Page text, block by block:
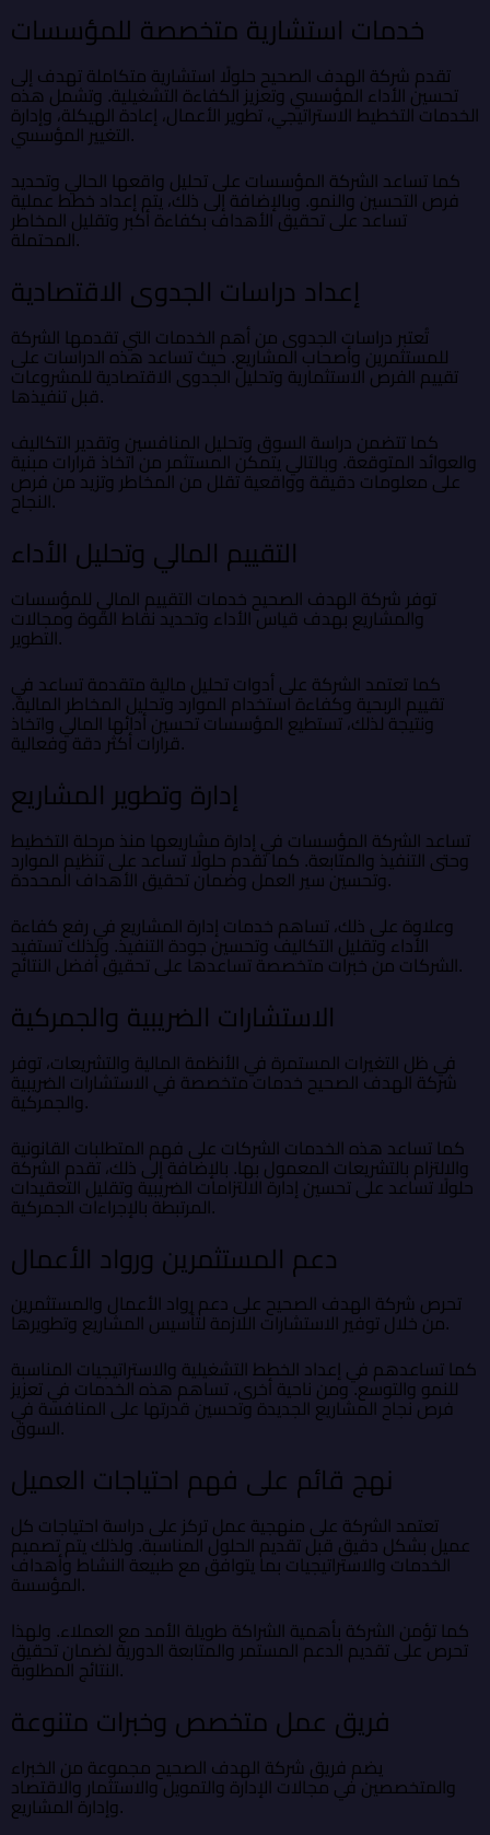
خدمات استشارية متخصصة للمؤسسات
تقدم شركة الهدف الصحيح حلولًا استشارية متكاملة تهدف إلى
تحسين الأداء المؤسسي وتعزيز الكفاءة التشغيلية. وتشمل هذه
الخدمات التخطيط الاستراتيجي، تطوير الأعمال، إعادة الهيكلة، وإدارة
التغيير المؤسسي.
كما تساعد الشركة المؤسسات على تحليل واقعها الحالي وتحديد
فرص التحسين والنمو. وبالإضافة إلى ذلك، يتم إعداد خطط عملية
تساعد على تحقيق الأهداف بكفاءة أكبر وتقليل المخاطر
المحتملة.
إعداد دراسات الجدوى الاقتصادية
تُعتبر دراسات الجدوى من أهم الخدمات التي تقدمها الشركة
للمستثمرين وأصحاب المشاريع. حيث تساعد هذه الدراسات على
تقييم الفرص الاستثمارية وتحليل الجدوى الاقتصادية للمشروعات
قبل تنفيذها.
كما تتضمن دراسة السوق وتحليل المنافسين وتقدير التكاليف
والعوائد المتوقعة. وبالتالي يتمكن المستثمر من اتخاذ قرارات مبنية
على معلومات دقيقة وواقعية تقلل من المخاطر وتزيد من فرص
النجاح.
التقييم المالي وتحليل الأداء
توفر شركة الهدف الصحيح خدمات التقييم المالي للمؤسسات
والمشاريع بهدف قياس الأداء وتحديد نقاط القوة ومجالات
التطوير.
كما تعتمد الشركة على أدوات تحليل مالية متقدمة تساعد في
تقييم الربحية وكفاءة استخدام الموارد وتحليل المخاطر المالية.
ونتيجة لذلك، تستطيع المؤسسات تحسين أدائها المالي واتخاذ
قرارات أكثر دقة وفعالية.
إدارة وتطوير المشاريع
تساعد الشركة المؤسسات في إدارة مشاريعها منذ مرحلة التخطيط
وحتى التنفيذ والمتابعة. كما تقدم حلولًا تساعد على تنظيم الموارد
وتحسين سير العمل وضمان تحقيق الأهداف المحددة.
وعلاوة على ذلك، تساهم خدمات إدارة المشاريع في رفع كفاءة
الأداء وتقليل التكاليف وتحسين جودة التنفيذ. ولذلك تستفيد
الشركات من خبرات متخصصة تساعدها على تحقيق أفضل النتائج.
الاستشارات الضريبية والجمركية
في ظل التغيرات المستمرة في الأنظمة المالية والتشريعات، توفر
شركة الهدف الصحيح خدمات متخصصة في الاستشارات الضريبية
والجمركية.
كما تساعد هذه الخدمات الشركات على فهم المتطلبات القانونية
والالتزام بالتشريعات المعمول بها. بالإضافة إلى ذلك، تقدم الشركة
حلولًا تساعد على تحسين إدارة الالتزامات الضريبية وتقليل التعقيدات
المرتبطة بالإجراءات الجمركية.
دعم المستثمرين ورواد الأعمال
تحرص شركة الهدف الصحيح على دعم رواد الأعمال والمستثمرين
من خلال توفير الاستشارات اللازمة لتأسيس المشاريع وتطويرها.
كما تساعدهم في إعداد الخطط التشغيلية والاستراتيجيات المناسبة
للنمو والتوسع. ومن ناحية أخرى، تساهم هذه الخدمات في تعزيز
فرص نجاح المشاريع الجديدة وتحسين قدرتها على المنافسة في
السوق.
نهج قائم على فهم احتياجات العميل
تعتمد الشركة على منهجية عمل تركز على دراسة احتياجات كل
عميل بشكل دقيق قبل تقديم الحلول المناسبة. ولذلك يتم تصميم
الخدمات والاستراتيجيات بما يتوافق مع طبيعة النشاط وأهداف
المؤسسة.
كما تؤمن الشركة بأهمية الشراكة طويلة الأمد مع العملاء. ولهذا
تحرص على تقديم الدعم المستمر والمتابعة الدورية لضمان تحقيق
النتائج المطلوبة.
فريق عمل متخصص وخبرات متنوعة
يضم فريق شركة الهدف الصحيح مجموعة من الخبراء
والمتخصصين في مجالات الإدارة والتمويل والاستثمار والاقتصاد
وإدارة المشاريع.